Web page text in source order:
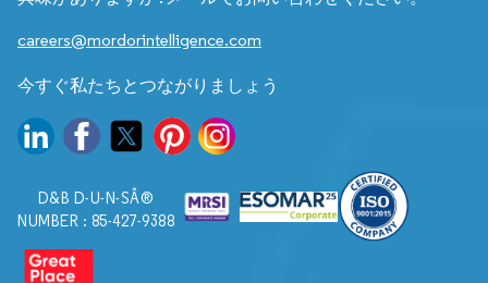
careers@mordorintelligence.com
今すぐ私たちとつながりましょう
D&B D-U-N-SÂ®
NUMBER : 85-427-9388